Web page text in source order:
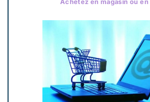
Achetez en magasin ou en